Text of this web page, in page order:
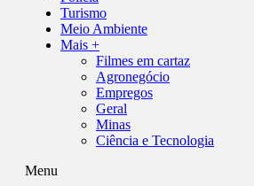
Turismo
Meio Ambiente
Mais +
Filmes em cartaz
Agronegócio
Empregos
Geral
Minas
Ciência e Tecnologia
Menu